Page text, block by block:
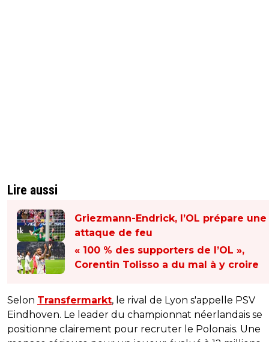
Lire aussi
Griezmann-Endrick, l’OL prépare une
attaque de feu
« 100 % des supporters de l’OL »,
Corentin Tolisso a du mal à y croire
Selon Transfermarkt, le rival de Lyon s'appelle PSV
Eindhoven. Le leader du championnat néerlandais se
positionne clairement pour recruter le Polonais. Une